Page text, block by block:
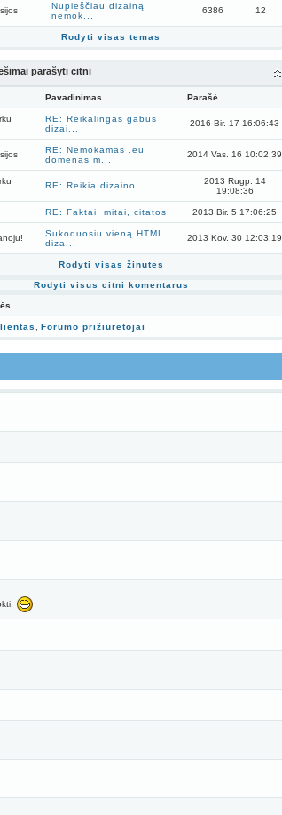
Nupieščiau dizainą
nemok...
6386 12
Rodyti visas temas
parašyti citni
Pavadinimas Parašė
RE: Reikalingas gabus
dizai...
2016 Bir. 17 16:06:43
RE: Nemokamas .eu
domenas m...
2014 Vas. 16 10:02:39
RE: Reikia dizaino
2013 Rugp. 14
19:08:36
RE: Faktai, mitai, citatos 2013 Bir. 5 17:06:25
Sukoduosiu vieną HTML
diza...
2013 Kov. 30 12:03:19
Rodyti visas žinutes
Rodyti visus citni komentarus
Forumo prižiūrėtojai